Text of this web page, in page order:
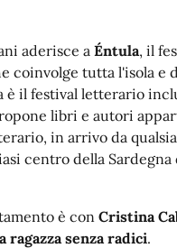
aderisce aÉntula, il
coinvolge tutta l'isola e
è il festival letterario
libri e autori
in arrivo da
centro della Sardegna
è con Cristina
ragazza senza radici.